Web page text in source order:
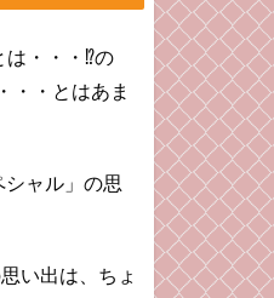
は・・・⁉︎の
・・とはあま
ャル」の思
い出は、ちょ